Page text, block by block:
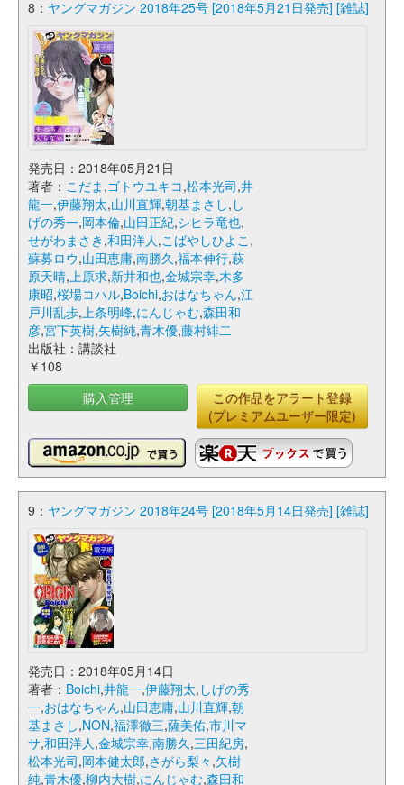
8： ヤングマガジン 2018年25号 [2018年5月21日発売] [雑誌]
発売日：2018年05月21日
著者： こだま ,ゴトウユキコ,松本光司,井
龍一,伊藤翔太,山川直輝,朝基まさし, し
げの秀一,岡本倫,山田正紀,シヒラ竜也,
せがわまさき ,和田洋人,こばやしひよこ ,
蘇募ロウ,山田恵庸,南勝久,福本伸行,萩
原天晴,上原求,新井和也,金城宗幸,木多
康昭,桜場コハル,Boichi,おはなちゃん,江
戸川乱歩,上条明峰,にんじゃむ,森田和
彦,宮下英樹,矢樹純,青木優,藤村緋二
出版社：講談社
￥108
購入管理
この作品をアラート登録
(プレミアムユーザー限定)
9： ヤングマガジン 2018年24号 [2018年5月14日発売] [雑誌]
発売日：2018年05月14日
著者： Boichi,井龍一,伊藤翔太, しげの秀
一,おはなちゃん,山田恵庸,山川直輝,朝
基まさし,NON,福澤徹三,薩美佑,市川マ
サ,和田洋人,金城宗幸,南勝久,三田紀房,
松本光司,岡本健太郎,さがら梨々 ,矢樹
純,青木優,柳内大樹,にんじゃむ,森田和